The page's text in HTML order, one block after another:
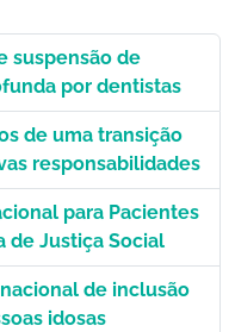
suspensão de
por dentistas
de uma transição
responsabilidades
para Pacientes
de Justiça Social
de inclusão
idosas